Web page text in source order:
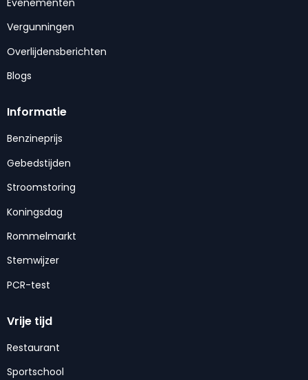
Vergunningen
Overlijdensberichten
Blogs
Informatie
Benzineprijs
Gebedstijden
Stroomstoring
Koningsdag
Rommelmarkt
Stemwijzer
PCR-test
Vrije tijd
Restaurant
Sportschool